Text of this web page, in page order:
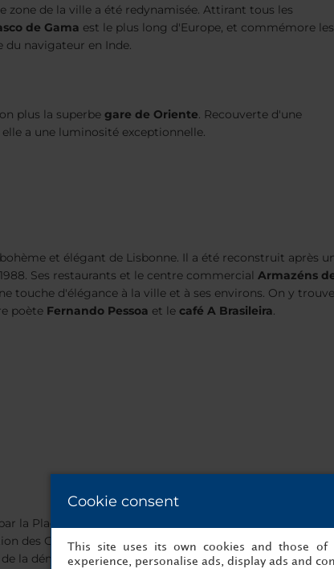
zone de la ville a été redynamisée. Attirant tous les
de Gama est le plus long d'Europe, et commémore les
du navigateur en Inde.
plus la superbe gare de Oriente. Recouverte d'une
a une luminosité exceptionnelle.
et élégant de Lisbonne. Il a été reconstruit après
Ses restaurants et le centre commercial Armazéns
touche d'élégance à la ville et à ses environs. On y
poète Fernando Pessoa et le café A Brasileira.
la Plaça Luís de Camoes, c'est à cet endroit que s'est
des Œillets, l'un des jours les plus importants de
la démocratie portugaise. C'est le quartier le plus urbain,
Cookie consent
This site uses its own cookies and those
experience, personalise ads, display ads and